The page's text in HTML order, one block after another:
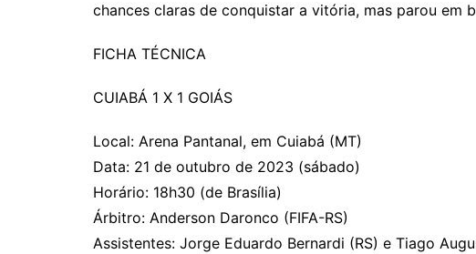
chances claras de conquistar a vitória, mas parou em
FICHA TÉCNICA
CUIABÁ 1 X 1 GOIÁS
Local: Arena Pantanal, em Cuiabá (MT)
Data: 21 de outubro de 2023 (sábado)
Horário: 18h30 (de Brasília)
Árbitro: Anderson Daronco (FIFA-RS)
Assistentes: Jorge Eduardo Bernardi (RS) e Tiago